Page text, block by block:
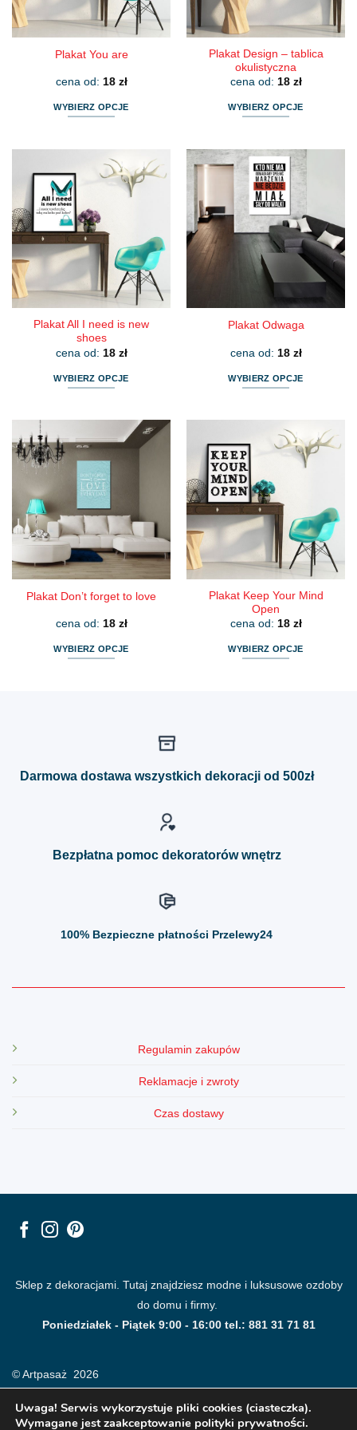
stronie
produktu
stronie
produktu
Plakat You are
cena od: 18 zł
WYBIERZ OPCJE
wiele
wariantów.
Opcje
można
wybrać
na
stronie
produktu
Plakat Design – tablica
okulistyczna
cena od: 18 zł
WYBIERZ OPCJE
ma
wiele
wariantów.
Opcje
można
wybrać
na
stronie
Plakat All I need is new
shoes
cena od: 18 zł
WYBIERZ OPCJE
wiele
wariantów.
Opcje
można
wybrać
na
stronie
produktu
Plakat Odwaga
cena od: 18 zł
WYBIERZ OPCJE
wiele
wariantów.
Opcje
można
wybrać
na
stronie
produktu
Plakat Don’t forget to love
cena od: 18 zł
WYBIERZ OPCJE
Plakat Keep Your Mind
Open
cena od: 18 zł
WYBIERZ OPCJE
można
Darmowa dostawa wszystkich dekoracji od 500zł
Bezpłatna pomoc dekoratorów wnętrz
100% Bezpieczne płatności Przelewy24
Regulamin zakupów
Reklamacje i zwroty
Czas dostawy
Sklep z dekoracjami. Tutaj znajdziesz modne i luksusowe ozdoby
do domu i firmy.
Poniedziałek - Piątek 9:00 - 16:00 tel.: 881 31 71 81
© Artpasaż 2026
Uwaga! Serwis wykorzystuje pliki cookies (ciasteczka).
Wymagane jest zaakceptowanie polityki prywatności.